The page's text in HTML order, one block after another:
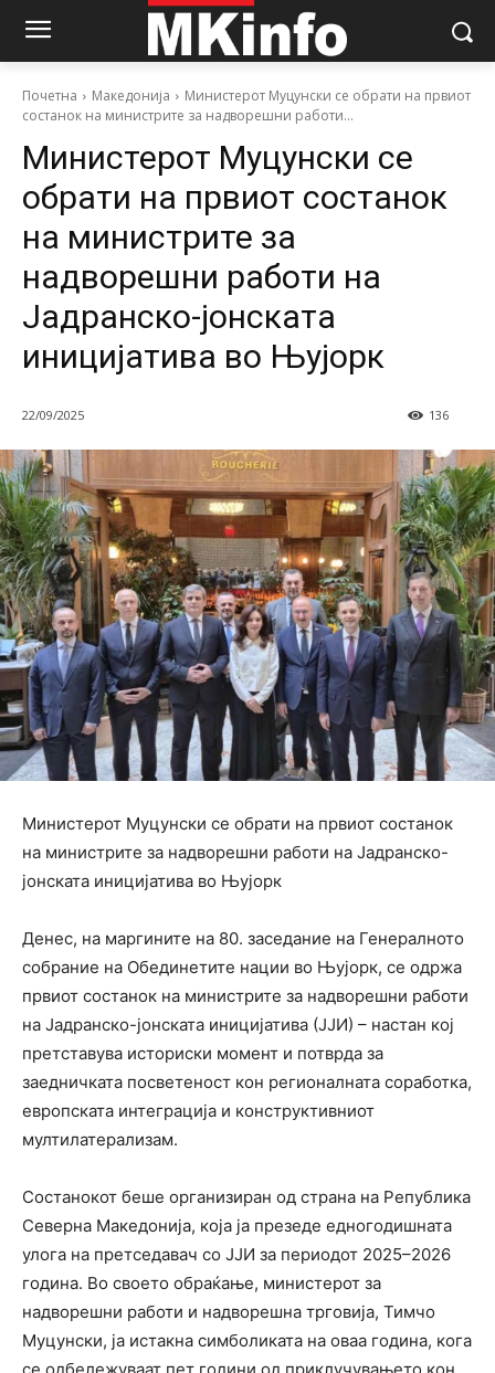
Почетна Македонија
Министерот Муцунски се обрати на првиот
состанок на министрите за надворешни работи...
Министерот Муцунски се
обрати на првиот состанок
на министрите за
надворешни работи на
Јадранско-јонската
иницијатива во Њујорк
22/09/2025 136
Министерот Муцунски се обрати на првиот состанок
на министрите за надворешни работи на Јадранско-
јонската иницијатива во Њујорк
Денес, на маргините на 80. заседание на Генералното
собрание на Обединетите нации во Њујорк, се одржа
првиот состанок на министрите за надворешни работи
на Јадранско-јонската иницијатива (ЈЈИ) – настан кој
претставува историски момент и потврда за
заедничката посветеност кон регионалната соработка,
европската интеграција и конструктивниот
мултилатерализам.
Состанокот беше организиран од страна на Република
Северна Македонија, која ја презеде едногодишната
улога на претседавач со ЈЈИ за периодот 2025–2026
година. Во своето обраќање, министерот за
надворешни работи и надворешна трговија, Тимчо
Муцунски, ја истакна симболиката на оваа година, кога
се одбележуваат пет години од приклучувањето кон